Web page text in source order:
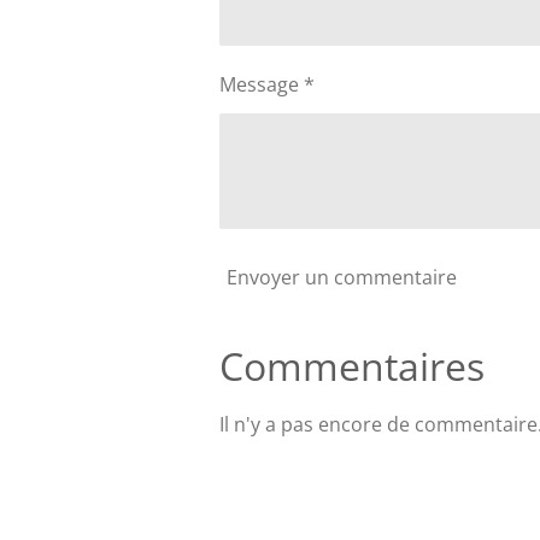
Message *
Envoyer un commentaire
Commentaires
Il n'y a pas encore de